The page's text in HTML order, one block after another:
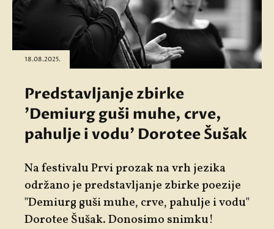
18.08.2025.
Predstavljanje zbirke
'Demiurg guši muhe, crve,
pahulje i vodu' Dorotee Šušak
Na festivalu Prvi prozak na vrh jezika
održano je predstavljanje zbirke poezije
"Demiurg guši muhe, crve, pahulje i vodu"
Dorotee Šušak. Donosimo snimku!